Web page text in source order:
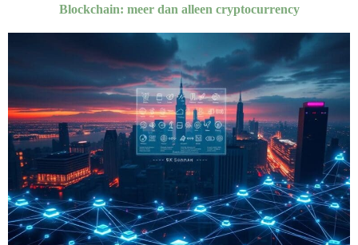
Blockchain: meer dan alleen cryptocurrency